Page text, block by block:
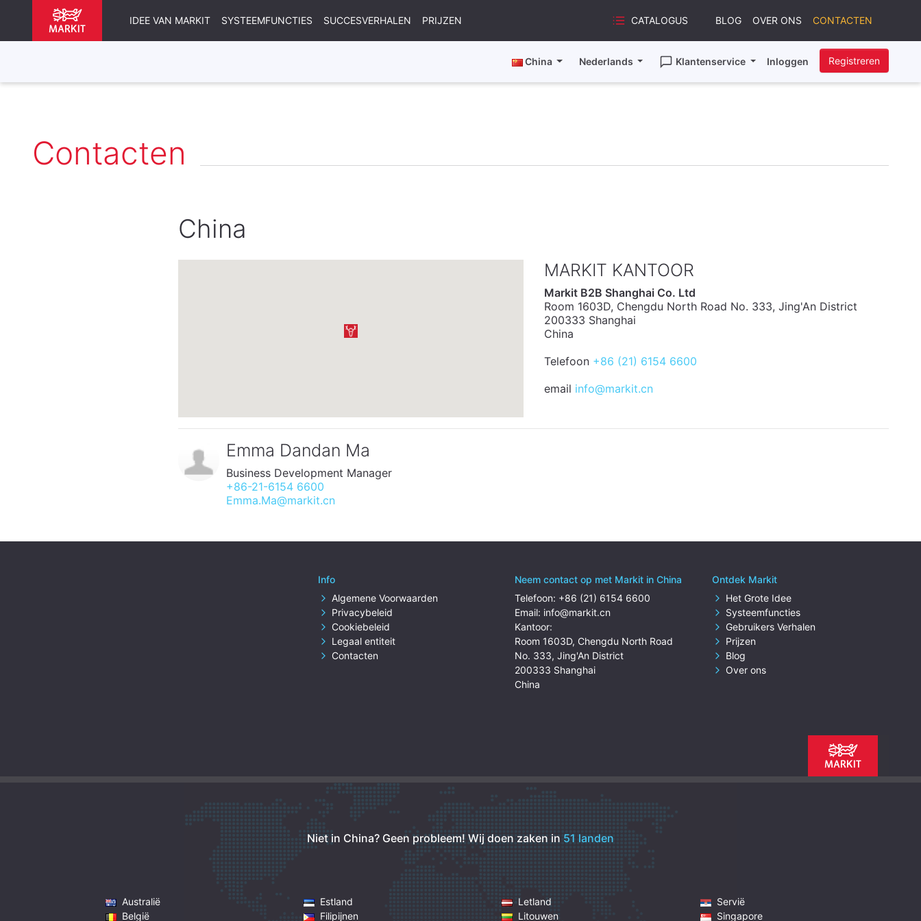
IDEE VAN MARKIT SYSTEEMFUNCTIES SUCCESVERHALEN PRIJZEN CATALOGUS BLOG OVER ONS CONTACTEN
China Nederlands Klantenservice Inloggen Registreren
Contacten
China
MARKIT KANTOOR
Markit B2B Shanghai Co. Ltd
Room 1603D, Chengdu North Road No. 333, Jing'An District
200333 Shanghai
China
Telefoon +86 (21) 6154 6600
email info@markit.cn
Emma Dandan Ma
Business Development Manager
+86-21-6154 6600
Emma.Ma@markit.cn
Info
Algemene Voorwaarden
Privacybeleid
Cookiebeleid
Legaal entiteit
Contacten
Neem contact op met Markit in China
Telefoon: +86 (21) 6154 6600
Email: info@markit.cn
Kantoor:
Room 1603D, Chengdu North Road
No. 333, Jing'An District
200333 Shanghai
China
Ontdek Markit
Het Grote Idee
Systeemfuncties
Gebruikers Verhalen
Prijzen
Blog
Over ons
Niet in China? Geen probleem! Wij doen zaken in 51 landen
Australië
België
Estland
Filipijnen
Letland
Litouwen
Servië
Singapore